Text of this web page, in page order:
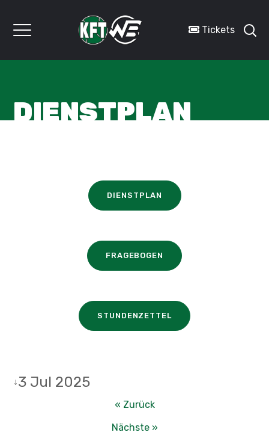
Tickets
DIENSTPLAN
DIENSTPLAN
FRAGEBOGEN
STUNDENZETTEL
↓3 Jul 2025
« Zurück
Nächste »